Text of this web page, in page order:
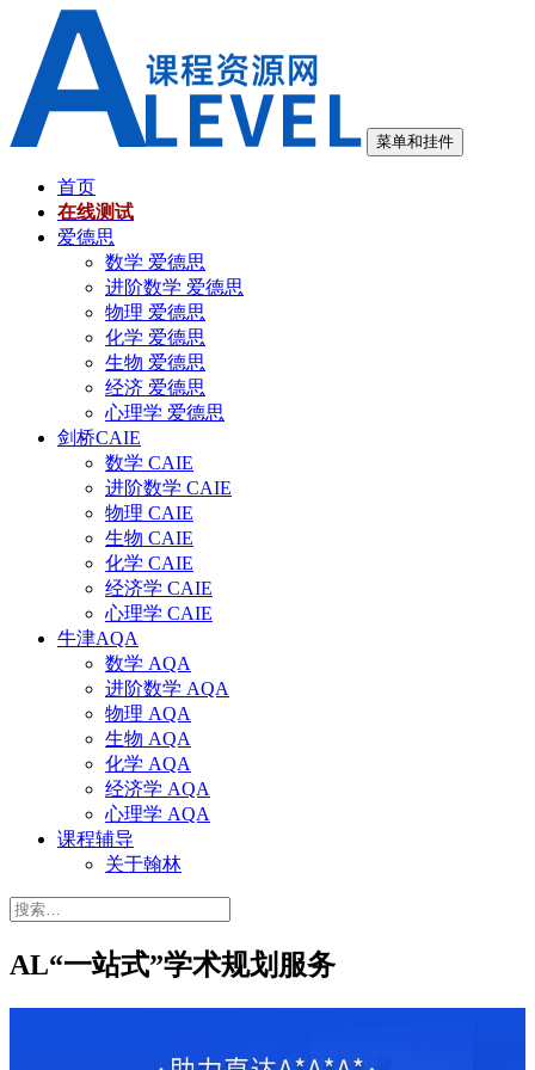
菜单和挂件
首页
在线测试
爱德思
数学 爱德思
进阶数学 爱德思
物理 爱德思
化学 爱德思
生物 爱德思
经济 爱德思
心理学 爱德思
剑桥CAIE
数学 CAIE
进阶数学 CAIE
物理 CAIE
生物 CAIE
化学 CAIE
经济学 CAIE
心理学 CAIE
牛津AQA
数学 AQA
进阶数学 AQA
物理 AQA
生物 AQA
化学 AQA
经济学 AQA
心理学 AQA
课程辅导
关于翰林
搜
AL“一站式”学术规划服务